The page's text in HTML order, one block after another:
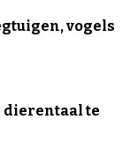
vogels
dierentaal te